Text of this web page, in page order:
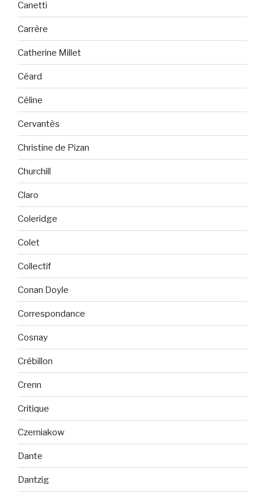
Canetti
Carrère
Catherine Millet
Céard
Céline
Cervantès
Christine de Pizan
Churchill
Claro
Coleridge
Colet
Collectif
Conan Doyle
Correspondance
Cosnay
Crébillon
Crenn
Critique
Czerniakow
Dante
Dantzig